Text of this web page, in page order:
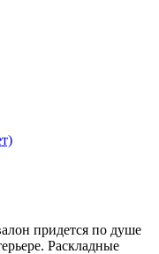
придется по душе
Раскладные